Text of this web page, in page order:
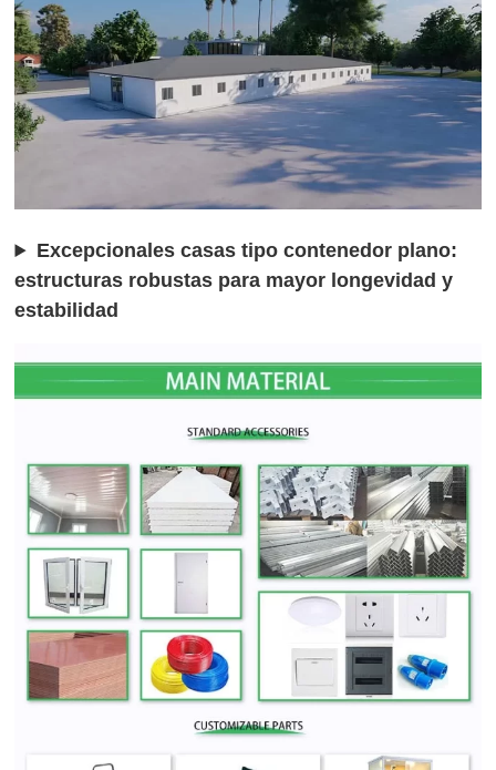
Excepcionales casas tipo contenedor plano:
estructuras robustas para mayor longevidad y
estabilidad